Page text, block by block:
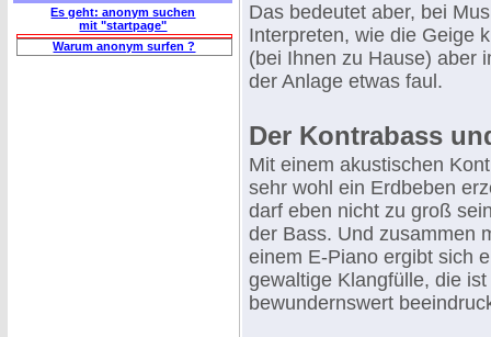
Es geht: anonym suchen
mit "startpage"
Warum anonym surfen ?
Das bedeutet aber, bei
Interpreten, wie die Geige
(bei Ihnen zu Hause) aber
der Anlage etwas faul.
Der Kontrabass
Mit einem akustischen
sehr wohl ein Erdbeben
darf eben nicht zu groß
der Bass. Und zusammen
einem E-Piano ergibt sich
gewaltige Klangfülle, die
bewundernswert